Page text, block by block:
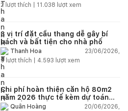
2 lượt thích | 11.038 lượt xem
3 vị trí đặt cầu thang dễ gây bí
bách và bất tiện cho nhà phố
Thanh Hoa
23/06/2026,
5 lượt thích | 4.593 lượt xem
Chi phí hoàn thiện căn hộ 80m2
năm 2026 thực tế kèm dự toán
chi tiết từng hạng mục
Quân Hoàng
20/06/2026,